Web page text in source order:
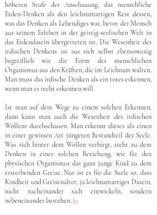
höheren Stufe der Anschauung, das menschliche
Erden-Denken als den leichnamartigen Rest dessen,
was das Denken als Lebendiges war, bevor der Mensch
aus seinem Erleben in der geistig-seelischen Welt in
das Erdendasein übergetreten ist. Die Wesenheit des
irdischen Denkens ist aus sich selbst ebensowenig
begreiflich wie die Form des menschlichen
Organismus aus den Kräften, die im Leichnam walten.
Man muss das irdische Denken als ein totes erkennen,
wenn man es recht erkennen will.
Ist man auf dem Wege zu einem solchen Erkennen,
dann kann man auch die Wesenheit des irdischen
Wollens durchschauen. Man erkennt dieses als einen
in einer gewissen Art jüngeren Bestandteil der Seele.
Was sich hinter dem Wollen verbirgt, steht zu dem
Denken in einer solchen Beziehung, wie für den
physischen Organismus das ganz junge Kind zu dem
ersterbenden Greise. Nur ist es für die Seele so, dass
Kindheit und Greisenalter, ja leichnamartiges Dasein,
nicht nacheinander sich entwickeln, sondern
nebeneinander bestehen. 37